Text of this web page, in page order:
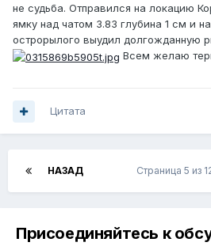
не судьба. Отправился на локацию
ямку над чатом 3.83 глубина 1 см и
острорылого выудил долгожданную
Всем желаю
Цитата
НАЗАД Страница 5 из
Присоединяйтесь к